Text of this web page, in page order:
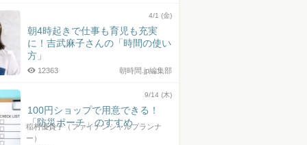
4/1 (金)
朝4時起きで仕事も育児も充実
に！吉武麻子さんの「時間の使い
方」
朝時間.jp編集部
12363
9/14 (木)
100円ショップで用意できる！
「防災ポーチ」のすすめ
稲村優貴子（ファイナンシャルプランナ
ー）